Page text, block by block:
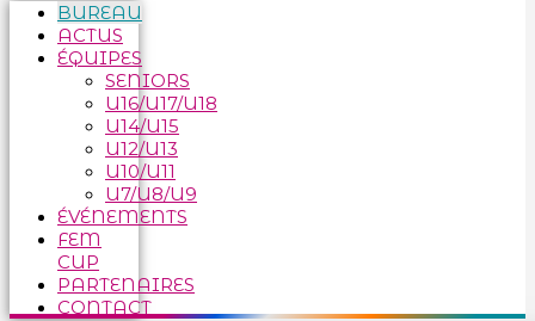
BUREAU
ACTUS
ÉQUIPES
SENIORS
U16/U17/U18
U14/U15
U12/U13
U10/U11
U7/U8/U9
ÉVÉNEMENTS
FEM
CUP
PARTENAIRES
CONTACT